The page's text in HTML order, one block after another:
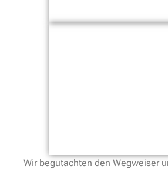
Wir begutachten den Wegweiser